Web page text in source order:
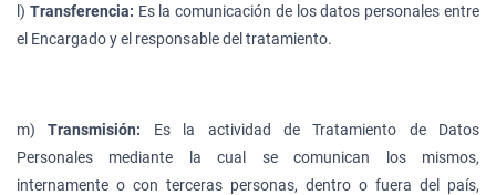
l) Transferencia: Es la comunicación de los datos personales entre
el Encargado y el responsable del tratamiento.
m)Transmisión: Es la actividad de Tratamiento de Datos
Personales mediante la cual se comunican los mismos,
internamente o con terceras personas, dentro o fuera del país,